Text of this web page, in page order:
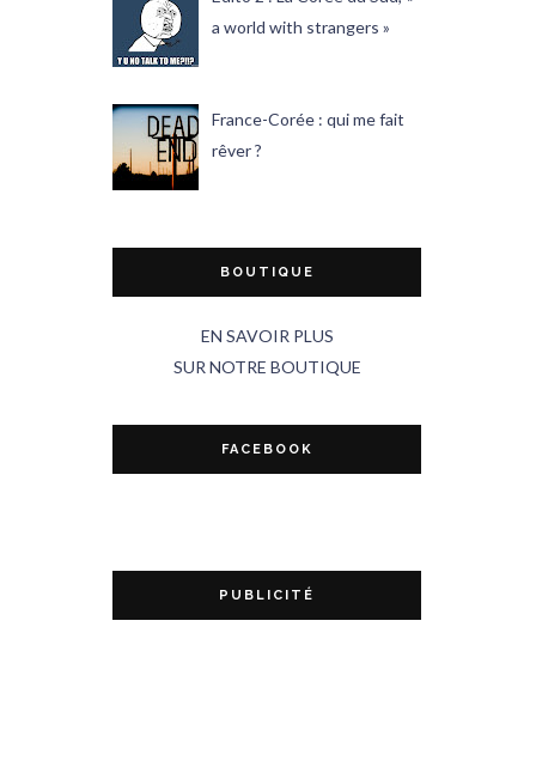
a world with strangers »
France-Corée : qui me fait
rêver ?
BOUTIQUE
EN SAVOIR PLUS
SUR NOTRE BOUTIQUE
FACEBOOK
PUBLICITÉ